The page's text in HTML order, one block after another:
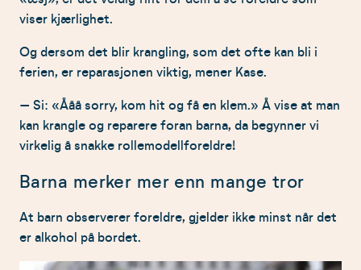
viser kjærlighet.
Og dersom det blir krangling, som det ofte kan bli i
ferien, er reparasjonen viktig, mener Kase.
– Si: «Ååå sorry, kom hit og få en klem.» Å vise at man
kan krangle og reparere foran barna, da begynner vi
virkelig å snakke rollemodellforeldre!
Barna merker mer enn mange tror
At barn observerer foreldre, gjelder ikke minst når det
er alkohol på bordet.